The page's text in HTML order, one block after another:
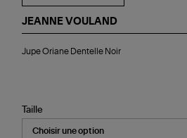
JEANNE VOULAND
Oriane
Jupe Oriane Dentelle Noir
Taille